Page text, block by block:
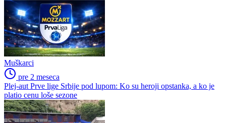
Muškarci
pre 2 meseca
Plej-aut Prve lige Srbije pod lupom: Ko su heroji opstanka, a ko je
platio cenu loše sezone